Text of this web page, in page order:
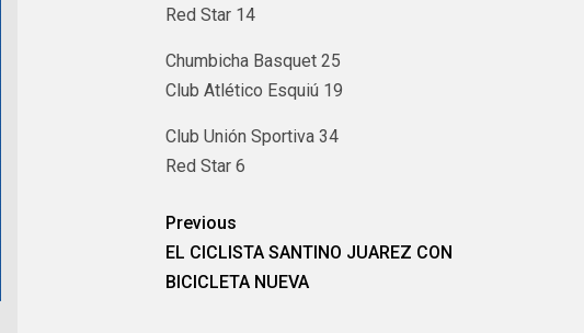
Red Star 14
Chumbicha Basquet 25
Club Atlético Esquiú 19
Club Unión Sportiva 34
Red Star 6
Previous
EL CICLISTA SANTINO JUAREZ CON
BICICLETA NUEVA